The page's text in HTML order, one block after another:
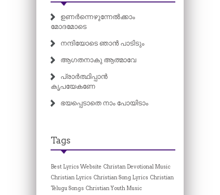
ഉണർന്നെഴുന്നേൽക്കാം
മോദമോടെ
നന്ദിയോടെ ഞാൻ പാടിടും
ആഗതനാകു ആത്മാവേ
പ്രാർത്ഥ‍ിപ്പാൻ
കൃപയേകണേ
ഭയ​പ്പെടാതെ നാം പോയിടാം
Tags
Best Lyrics Website Christan Devotional Music
Christian Lyrics Christian Song Lyrics Christian
Telugu Songs Christian Youth Music